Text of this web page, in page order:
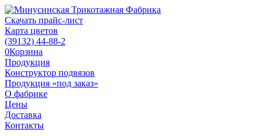
Скачать прайс-лист
Карта цветов
(39132) 44-88-2
0Корзина
Продукция
Конструктор подвязов
Продукция «под заказ»
О фабрике
Цены
Доставка
Контакты